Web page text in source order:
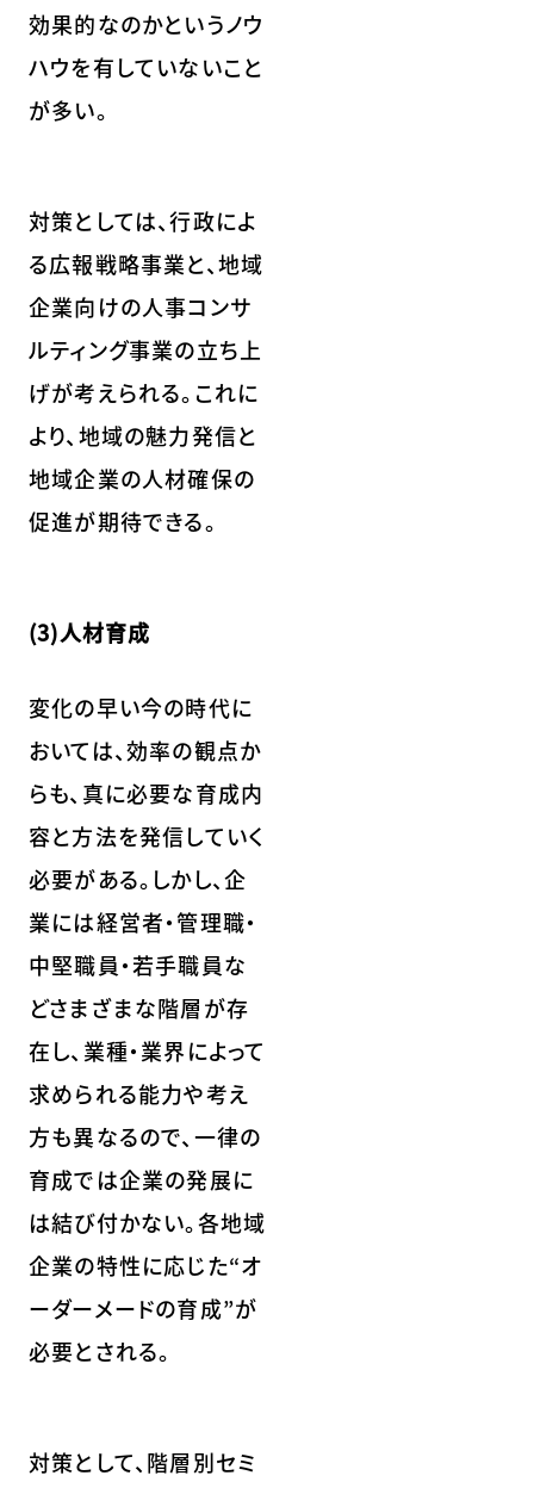
効果的なのかというノウ
ハウを有していないこと
が多い。
対策としては、行政によ
る広報戦略事業と、地域
企業向けの人事コンサ
ルティング事業の立ち上
げが考えられる。これに
より、地域の魅力発信と
地域企業の人材確保の
促進が期待できる。
(3)人材育成
変化の早い今の時代に
おいては、効率の観点か
らも、真に必要な育成内
容と方法を発信していく
必要がある。しかし、企
業には経営者・管理職・
中堅職員・若手職員な
どさまざまな階層が存
在し、業種・業界によって
求められる能力や考え
方も異なるので、一律の
育成では企業の発展に
は結び付かない。各地域
企業の特性に応じた“オ
ーダーメードの育成”が
必要とされる。
対策として、階層別セミ